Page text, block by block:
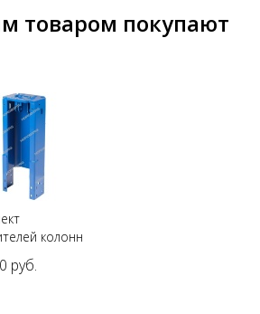
товаром покупают
колонн
для
руб.